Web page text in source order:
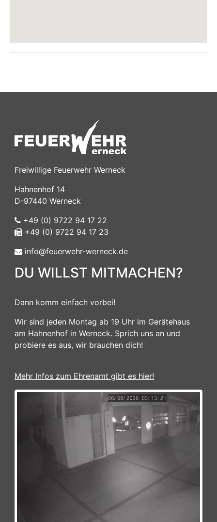
Freiwillige Feuerwehr Werneck
Hahnenhof 14
D-97440 Werneck
+49 (0) 9722 94 17 22
+49 (0) 9722 94 17 23
info@feuerwehr-werneck.de
DU WILLST MITMACHEN?
Dann komm einfach vorbei!
Wir sind jeden Montag ab 19 Uhr im Gerätehaus
am Hahnenhof in Werneck. Sprich uns an und
probiere es aus, wir brauchen dich!
Mehr Infos zum Ehrenamt gibt es hier!